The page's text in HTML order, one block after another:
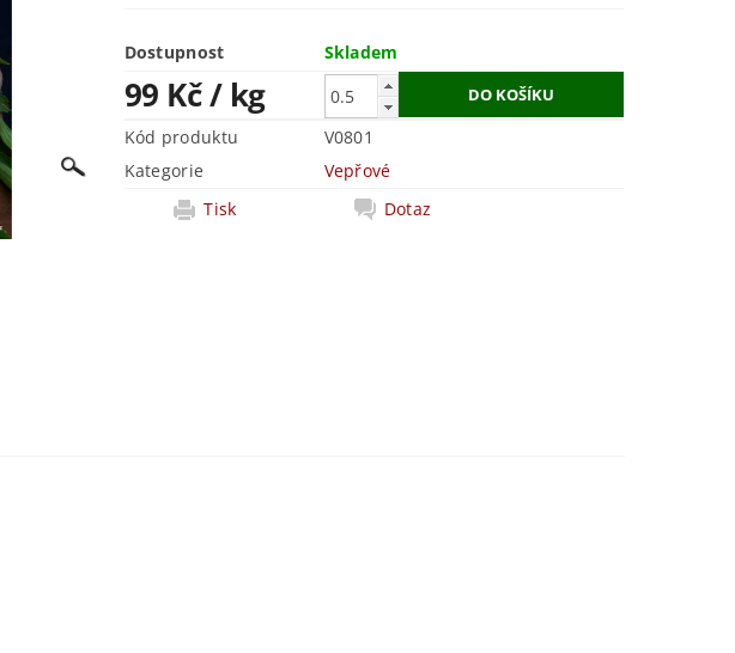
Dostupnost Skladem
99 Kč/ kg
Kód produktu
V0801
Kategorie
Vepřové
Tisk
Dotaz